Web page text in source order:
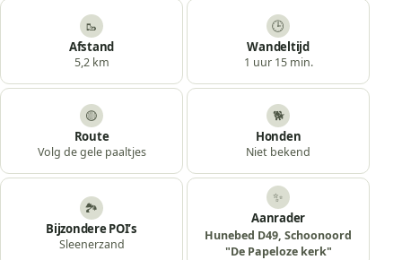
🥾
Afstand
5,2 km
🕒
Wandeltijd
1 uur 15 min.
🟡
Route
Volg de gele paaltjes
🐕
Honden
Niet bekend
🏞️
Bijzondere POI’s
Sleenerzand
✨
Aanrader
Hunebed D49, Schoonoord
"De Papeloze kerk"